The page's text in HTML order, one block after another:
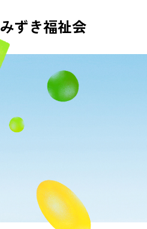
みずき福祉会